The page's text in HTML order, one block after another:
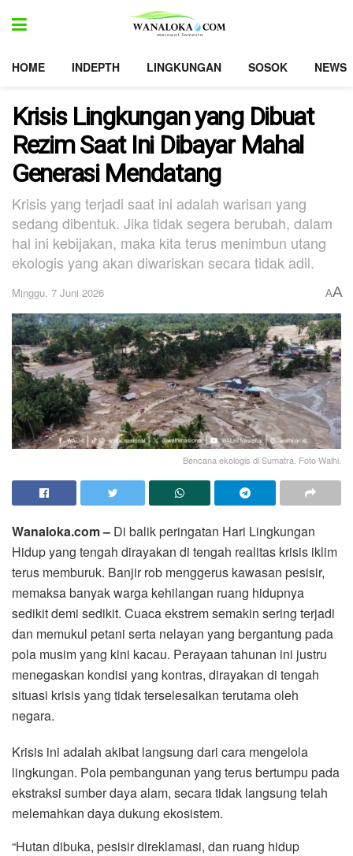
HOME INDEPTH LINGKUNGAN SOSOK NEWS
Krisis Lingkungan yang Dibuat
Rezim Saat Ini Dibayar Mahal
Generasi Mendatang
Krisis yang terjadi saat ini adalah warisan yang
sedang dibentuk. Jika tidak segera berubah, dalam
hal ini kebijakan, maka kita terus menimbun utang
ekologis yang akan diwariskan secara tidak adil.
Minggu, 7 Juni 2026 AA
Bencana ekologis di Sumatra. Foto Walhi.
Wanaloka.com – Di balik peringatan Hari Lingkungan
Hidup yang tengah dirayakan di tengah realitas krisis iklim
terus memburuk. Banjir rob menggerus kawasan pesisir,
memaksa banyak warga kehilangan ruang hidupnya
sedikit demi sedikit. Cuaca ekstrem semakin sering terjadi
dan memukul petani serta nelayan yang bergantung pada
pola musim yang kini kacau. Perayaan tahunan ini justru
menegaskan kondisi yang kontras, dirayakan di tengah
situasi krisis yang tidak terselesaikan terutama oleh
negara.
Krisis ini adalah akibat langsung dari cara mengelola
lingkungan. Pola pembangunan yang terus bertumpu pada
ekstraksi sumber daya alam, secara tidak langsung telah
melemahkan daya dukung ekosistem.
“Hutan dibuka, pesisir direklamasi, dan ruang hidup